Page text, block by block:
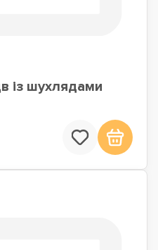
із шухлядами